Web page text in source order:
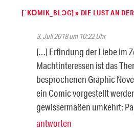
[ˈKⱰMIK_BLƆG] » DIE LUST AN
3. Juli 2018 um 10:22 Uhr
[…] Erfindung der Liebe im
Machtinteressen ist das
besprochenen Graphic
ein Comic vorgestellt
gewissermaßen umkehrt:
antworten